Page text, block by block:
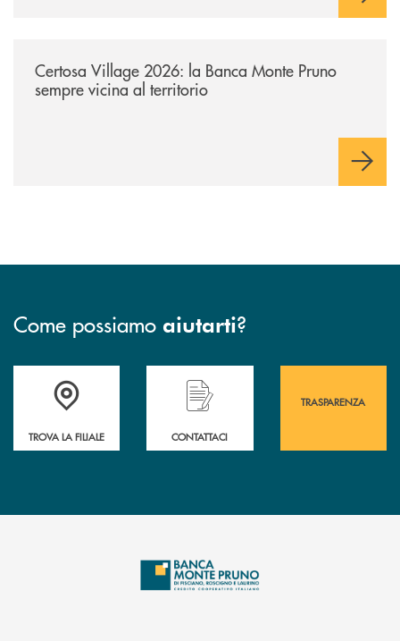
Certosa Village 2026: la Banca Monte Pruno
sempre vicina al territorio
Come possiamo aiutarti?
Accedi all' elenco completo&nbsp; delle&nbsp; filiali&nbsp; di Banca
TROVA LA FILIALE
Hai bisogno di assistenza immediata?
CONTATTACI
TRASPARENZA